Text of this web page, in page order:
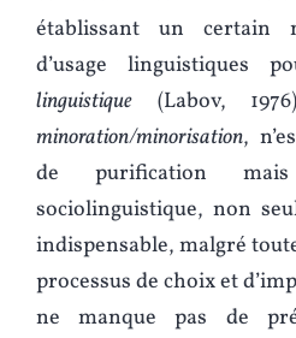
établissant un certain
d’usage linguistiques
linguistique (Labov,
minoration/minorisation,
de purification
sociolinguistique, non
indispensable, malgré
processus de choix et
ne manque pas de